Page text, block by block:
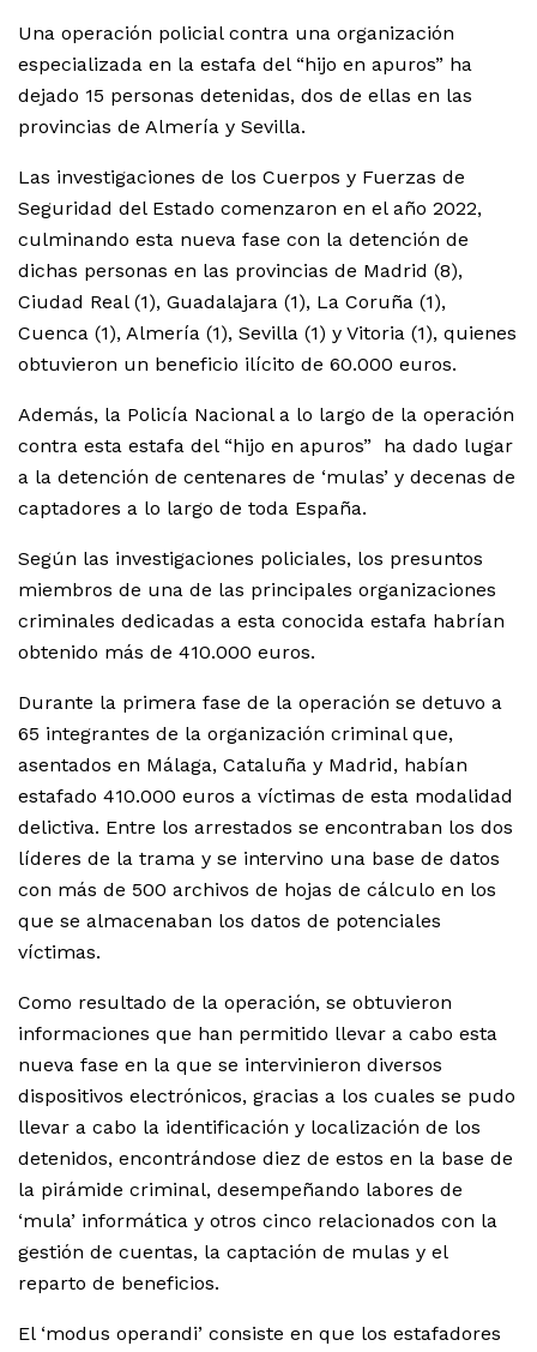
Una operación policial contra una organización
especializada en la estafa del “hijo en apuros” ha
dejado 15 personas detenidas, dos de ellas en las
provincias de Almería y Sevilla.
Las investigaciones de los Cuerpos y Fuerzas de
Seguridad del Estado comenzaron en el año 2022,
culminando esta nueva fase con la detención de
dichas personas en las provincias de Madrid (8),
Ciudad Real (1), Guadalajara (1), La Coruña (1),
Cuenca (1), Almería (1), Sevilla (1) y Vitoria (1), quienes
obtuvieron un beneficio ilícito de 60.000 euros.
Además, la Policía Nacional a lo largo de la operación
contra esta estafa del “hijo en apuros” ha dado lugar
a la detención de centenares de ‘mulas’ y decenas de
captadores a lo largo de toda España.
Según las investigaciones policiales, los presuntos
miembros de una de las principales organizaciones
criminales dedicadas a esta conocida estafa habrían
obtenido más de 410.000 euros.
Durante la primera fase de la operación se detuvo a
65 integrantes de la organización criminal que,
asentados en Málaga, Cataluña y Madrid, habían
estafado 410.000 euros a víctimas de esta modalidad
delictiva. Entre los arrestados se encontraban los dos
líderes de la trama y se intervino una base de datos
con más de 500 archivos de hojas de cálculo en los
que se almacenaban los datos de potenciales
víctimas.
Como resultado de la operación, se obtuvieron
informaciones que han permitido llevar a cabo esta
nueva fase en la que se intervinieron diversos
dispositivos electrónicos, gracias a los cuales se pudo
llevar a cabo la identificación y localización de los
detenidos, encontrándose diez de estos en la base de
la pirámide criminal, desempeñando labores de
‘mula’ informática y otros cinco relacionados con la
gestión de cuentas, la captación de mulas y el
reparto de beneficios.
El ‘modus operandi’ consiste en que los estafadores